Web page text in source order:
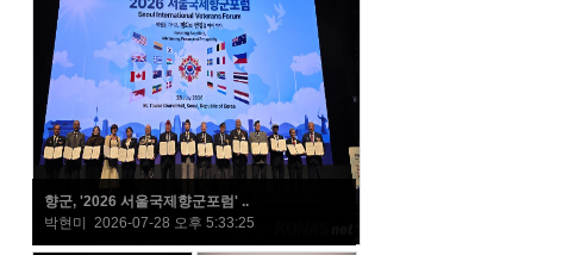
향군, '2026 서울국제향군포럼' ..
박현미 2026-07-28 오후 5:33:25